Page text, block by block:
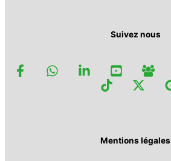
Suivez nous
Mentions légales